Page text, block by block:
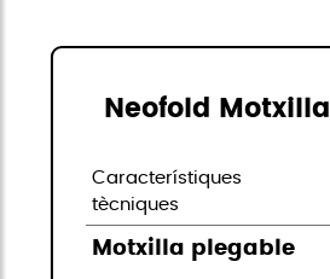
Neofold Motxilla
Característiques
tècniques
Motxilla plegable